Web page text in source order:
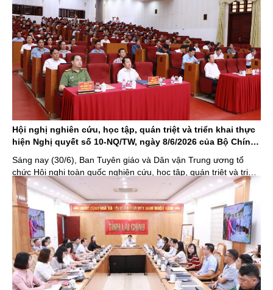
Hội nghị nghiên cứu, học tập, quán triệt và triển khai thực
hiện Nghị quyết số 10-NQ/TW, ngày 8/6/2026 của Bộ Chính
Sáng nay (30/6), Ban Tuyên giáo và Dân vận Trung ương tổ
chức Hội nghị toàn quốc nghiên cứu, học tập, quán triệt và triển
khai thực hiện Nghị quyết số 10-NQ/TW, ngày 8/6/2026 của Bộ
Chính trị về phát triển kinh tế có vốn đầu tư nước ngoài. Đồng
chí Tô Lâm - ...